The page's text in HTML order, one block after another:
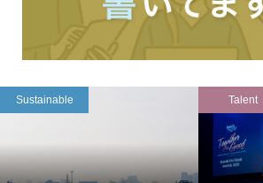
Sustainable Talent